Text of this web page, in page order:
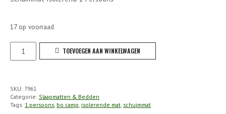
17 op voorraad
Camp
Isolerend
1-
TOEVOEGEN AAN WINKELWAGEN
SKU: 7961
Categorie: Slaapmatten & Bedden
Tags: 1 persoons, bo camp, isolerende mat, schuimmat